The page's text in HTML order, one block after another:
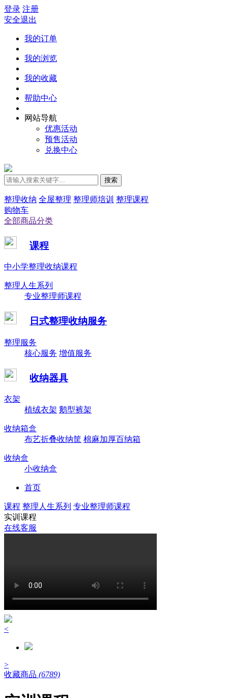
登录 注册
安全退出
我的订单
我的浏览
我的收藏
帮助中心
网站导航
优惠活动
预售活动
兑换中心
搜索
整理收纳 全屋整理 整理师培训 整理课程
购物车
全部商品分类
课程
中小学整理收纳课程
整理人生系列
专业整理师课程
日式整理收纳服务
整理服务
核心服务 增值服务
收纳器具
衣架
植绒衣架 鹅型裤架
收纳箱盒
布艺折叠收纳筐 棉麻加厚百纳箱
收纳盒
小收纳盒
首页
课程 整理人生系列 专业整理师课程
实训课程
在线客服
<
>
收藏商品 (6789)